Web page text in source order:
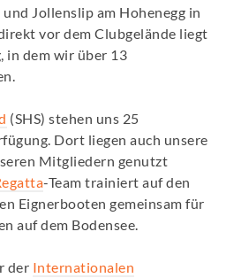
Jollenslip am Hohenegg in
vor dem Clubgelände liegt
in dem wir über 13
(SHS) stehen uns 25
Dort liegen auch unsere
Mitgliedern genutzt
-Team trainiert auf den
Eignerbooten gemeinsam für
auf dem Bodensee.
der Internationalen